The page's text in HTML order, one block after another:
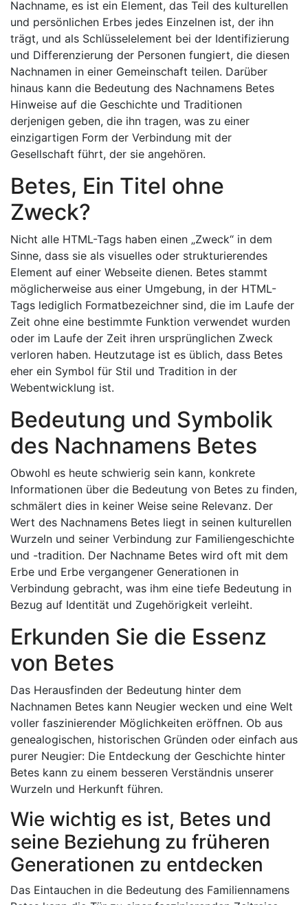
Nachname, es ist ein Element, das Teil des kulturellen
und persönlichen Erbes jedes Einzelnen ist, der ihn
trägt, und als Schlüsselelement bei der Identifizierung
und Differenzierung der Personen fungiert, die diesen
Nachnamen in einer Gemeinschaft teilen. Darüber
hinaus kann die Bedeutung des Nachnamens Betes
Hinweise auf die Geschichte und Traditionen
derjenigen geben, die ihn tragen, was zu einer
einzigartigen Form der Verbindung mit der
Gesellschaft führt, der sie angehören.
Betes, Ein Titel ohne
Zweck?
Nicht alle HTML-Tags haben einen „Zweck“ in dem
Sinne, dass sie als visuelles oder strukturierendes
Element auf einer Webseite dienen. Betes stammt
möglicherweise aus einer Umgebung, in der HTML-
Tags lediglich Formatbezeichner sind, die im Laufe der
Zeit ohne eine bestimmte Funktion verwendet wurden
oder im Laufe der Zeit ihren ursprünglichen Zweck
verloren haben. Heutzutage ist es üblich, dass Betes
eher ein Symbol für Stil und Tradition in der
Webentwicklung ist.
Bedeutung und Symbolik
des Nachnamens Betes
Obwohl es heute schwierig sein kann, konkrete
Informationen über die Bedeutung von Betes zu finden,
schmälert dies in keiner Weise seine Relevanz. Der
Wert des Nachnamens Betes liegt in seinen kulturellen
Wurzeln und seiner Verbindung zur Familiengeschichte
und -tradition. Der Nachname Betes wird oft mit dem
Erbe und Erbe vergangener Generationen in
Verbindung gebracht, was ihm eine tiefe Bedeutung in
Bezug auf Identität und Zugehörigkeit verleiht.
Erkunden Sie die Essenz
von Betes
Das Herausfinden der Bedeutung hinter dem
Nachnamen Betes kann Neugier wecken und eine Welt
voller faszinierender Möglichkeiten eröffnen. Ob aus
genealogischen, historischen Gründen oder einfach aus
purer Neugier: Die Entdeckung der Geschichte hinter
Betes kann zu einem besseren Verständnis unserer
Wurzeln und Herkunft führen.
Wie wichtig es ist, Betes und
seine Beziehung zu früheren
Generationen zu entdecken
Das Eintauchen in die Bedeutung des Familiennamens